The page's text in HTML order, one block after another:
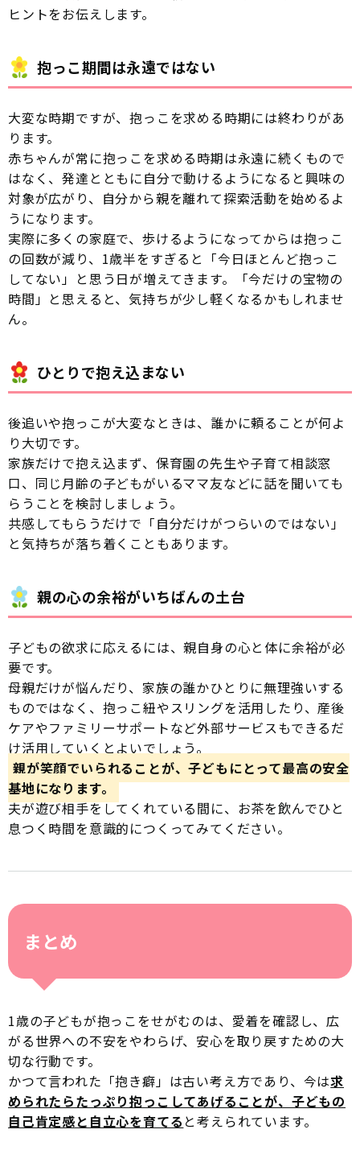
ヒントをお伝えします。
抱っこ期間は永遠ではない
大変な時期ですが、抱っこを求める時期には終わりがあ
ります。
赤ちゃんが常に抱っこを求める時期は永遠に続くもので
はなく、発達とともに自分で動けるようになると興味の
対象が広がり、自分から親を離れて探索活動を始めるよ
うになります。
実際に多くの家庭で、歩けるようになってからは抱っこ
の回数が減り、1歳半をすぎると「今日ほとんど抱っこ
してない」と思う日が増えてきます。「今だけの宝物の
時間」と思えると、気持ちが少し軽くなるかもしれませ
ん。
ひとりで抱え込まない
後追いや抱っこが大変なときは、誰かに頼ることが何よ
り大切です。
家族だけで抱え込まず、保育園の先生や子育て相談窓
口、同じ月齢の子どもがいるママ友などに話を聞いても
らうことを検討しましょう。
共感してもらうだけで「自分だけがつらいのではない」
と気持ちが落ち着くこともあります。
親の心の余裕がいちばんの土台
子どもの欲求に応えるには、親自身の心と体に余裕が必
要です。
母親だけが悩んだり、家族の誰かひとりに無理強いする
ものではなく、抱っこ紐やスリングを活用したり、産後
ケアやファミリーサポートなど外部サービスもできるだ
け活用していくとよいでしょう。
親が笑顔でいられることが、子どもにとって最高の安全
基地になります。
夫が遊び相手をしてくれている間に、お茶を飲んでひと
息つく時間を意識的につくってみてください。
まとめ
1歳の子どもが抱っこをせがむのは、愛着を確認し、広
がる世界への不安をやわらげ、安心を取り戻すための大
切な行動です。
かつて言われた「抱き癖」は古い考え方であり、今は求
められたらたっぷり抱っこしてあげることが、子どもの
自己肯定感と自立心を育てる と考えられています。